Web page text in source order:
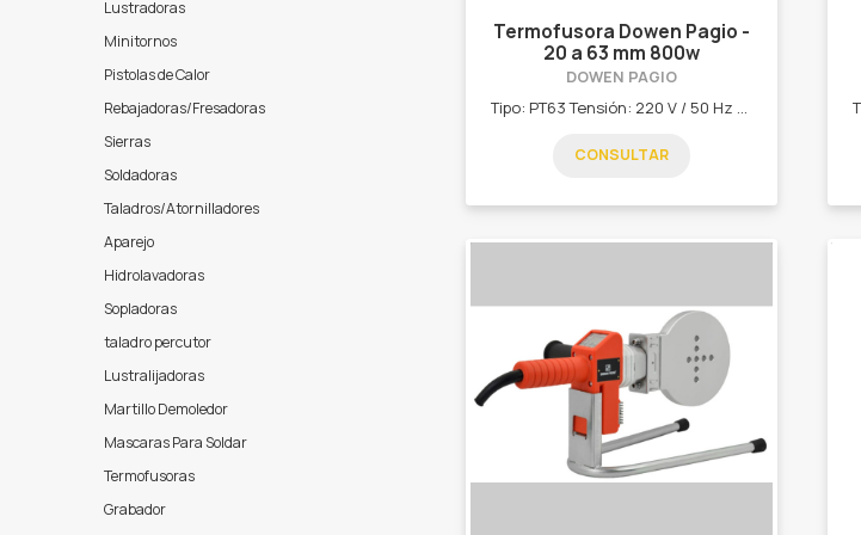
Lustradoras
Minitornos
Pistolas de Calor
Rebajadoras/Fresadoras
Sierras
Soldadoras
Taladros/Atornilladores
Aparejo
Hidrolavadoras
Sopladoras
taladro percutor
Lustralijadoras
Martillo Demoledor
Mascaras Para Soldar
Termofusoras
Grabador
Termofusora Dowen Pagio -
20 a 63 mm 800w
DOWEN PAGIO
Tipo: PT63 Tensión: 220 V / 50 Hz Potencia: 800 W Rango temperatura: 260 ºC Para boquillas Ø: 20 a 63 mm *Pie de apoyo desmontable.| *Caja metalica con accesorios (no incluye boquillas).|
CONSULTAR